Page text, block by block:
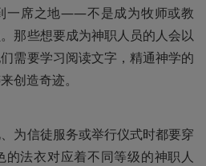
一席之地——不是成为牧师或教
那些想要成为神职人员的人会以
需要学习阅读文字，精通神学的
创造奇迹。
为信徒服务或举行仪式时都要穿
法衣对应着不同等级的神职人